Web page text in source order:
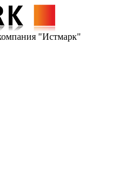
"Истмарк"